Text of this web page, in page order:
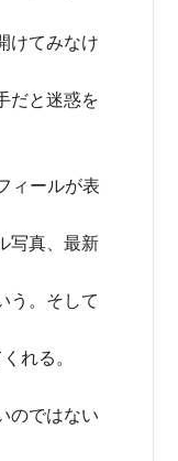
けてみなけ
だと迷惑を
ィールが表
写真、最新
う。そして
れる。
のではない